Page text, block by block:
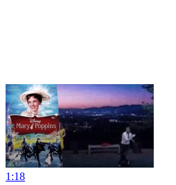
1:18